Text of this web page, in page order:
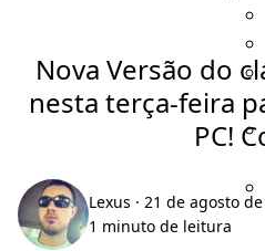
Nova Versão do
nesta terça-feira
PC!
Lexus · 21 de agosto
1 minuto de leitura